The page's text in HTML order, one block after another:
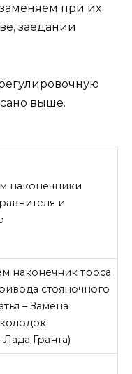
при их
заедании
выше.
наконечники
и
наконечник троса
стояночного
– Замена
Гранта)